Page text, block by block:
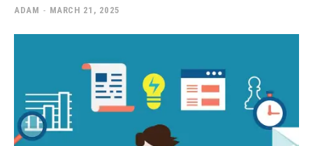
ADAM - MARCH 21, 2025